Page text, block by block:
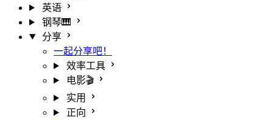
英语
钢琴🎹
分享
一起分享吧！
效率工具
电影🎬
实用
正向